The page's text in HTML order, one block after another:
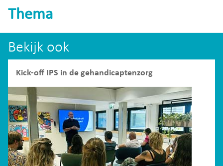
Thema
Bekijk ook
Kick-off IPS in de gehandicaptenzorg